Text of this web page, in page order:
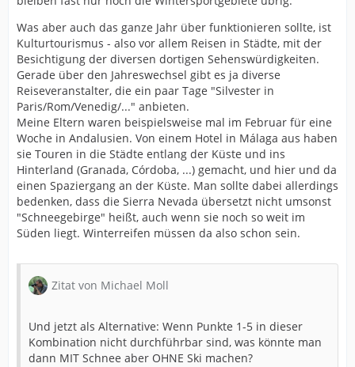
Was aber auch das ganze Jahr über funktionieren sollte, ist
Kulturtourismus - also vor allem Reisen in Städte, mit der
Besichtigung der diversen dortigen Sehenswürdigkeiten.
Gerade über den Jahreswechsel gibt es ja diverse
Reiseveranstalter, die ein paar Tage "Silvester in
Paris/Rom/Venedig/..." anbieten.
Meine Eltern waren beispielsweise mal im Februar für eine
Woche in Andalusien. Von einem Hotel in Málaga aus haben
sie Touren in die Städte entlang der Küste und ins
Hinterland (Granada, Córdoba, ...) gemacht, und hier und da
einen Spaziergang an der Küste. Man sollte dabei allerdings
bedenken, dass die Sierra Nevada übersetzt nicht umsonst
"Schneegebirge" heißt, auch wenn sie noch so weit im
Süden liegt. Winterreifen müssen da also schon sein.
Zitat von Michael Moll
Und jetzt als Alternative: Wenn Punkte 1-5 in dieser
Kombination nicht durchführbar sind, was könnte man
dann MIT Schnee aber OHNE Ski machen?